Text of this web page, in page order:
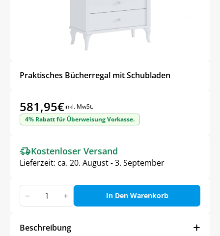
Praktisches Bücherregal mit Schubladen
581,95€inkl. MwSt.
4% Rabatt für Überweisung Vorkasse.
Kostenloser Versand
Lieferzeit: ca. 20. August - 3. September
Praktisches
Bücherregal
mit
In Den Warenkorb
Beschreibung